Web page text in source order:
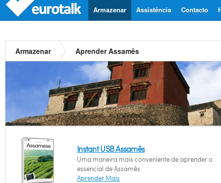
Contacto
Assistência
Armazenar
Armazenar Aprender Assamês
Instant USB Assamês
Uma maneira mais conveniente de aprender o
essencial de Assamês.
Aprender Mais